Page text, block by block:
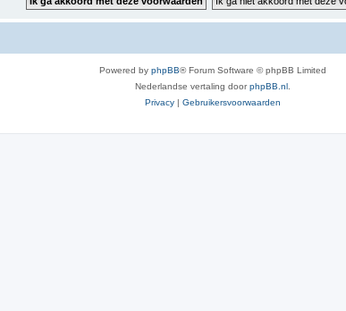
Powered by phpBB® Forum Software © phpBB Limited
Nederlandse vertaling doorphpBB.nl
Privacy | Gebruikersvoorwaarden